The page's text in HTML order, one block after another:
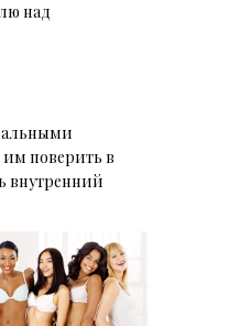
над
поверить в
внутренний